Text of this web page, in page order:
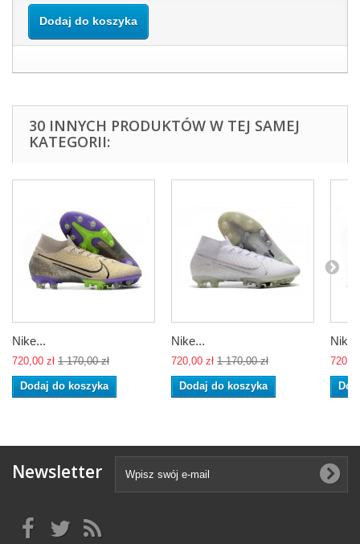
Dodaj do koszyka
30 INNYCH PRODUKTÓW W TEJ SAMEJ
KATEGORII:
Nike...
720,00 zł 1 170,00 zł
Dodaj do koszyka
Nike...
720,00 zł 1 170,00 zł
Dodaj do koszyka
Newsletter